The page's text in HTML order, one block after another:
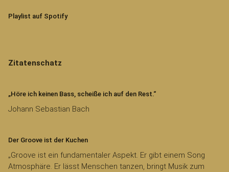
Playlist auf Spotify
Zitatenschatz
„Höre ich keinen Bass, scheiße ich auf den Rest.“
Johann Sebastian Bach
Der Groove ist der Kuchen
„Groove ist ein fundamentaler Aspekt. Er gibt einem Song
Atmosphäre. Er lässt Menschen tanzen, bringt Musik zum